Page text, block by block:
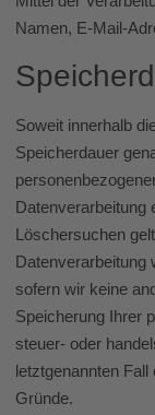
Namen, E-Mail-
Soweit innerhalb
Speicherdauer
Datenverarbeitung
Löschersuchen
Datenverarbeitung
sofern wir keine
Speicherung Ihrer
steuer- oder
letztgenannten
Gründe.